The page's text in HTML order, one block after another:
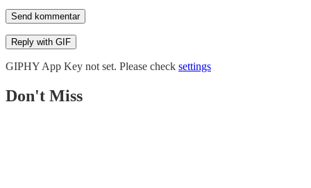
Send kommentar
Reply with GIF
GIPHY App Key not set. Please check settings
Don't Miss